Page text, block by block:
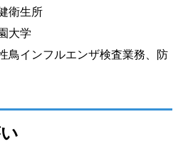
衛生所
大学
鳥インフルエンザ検査業務、防